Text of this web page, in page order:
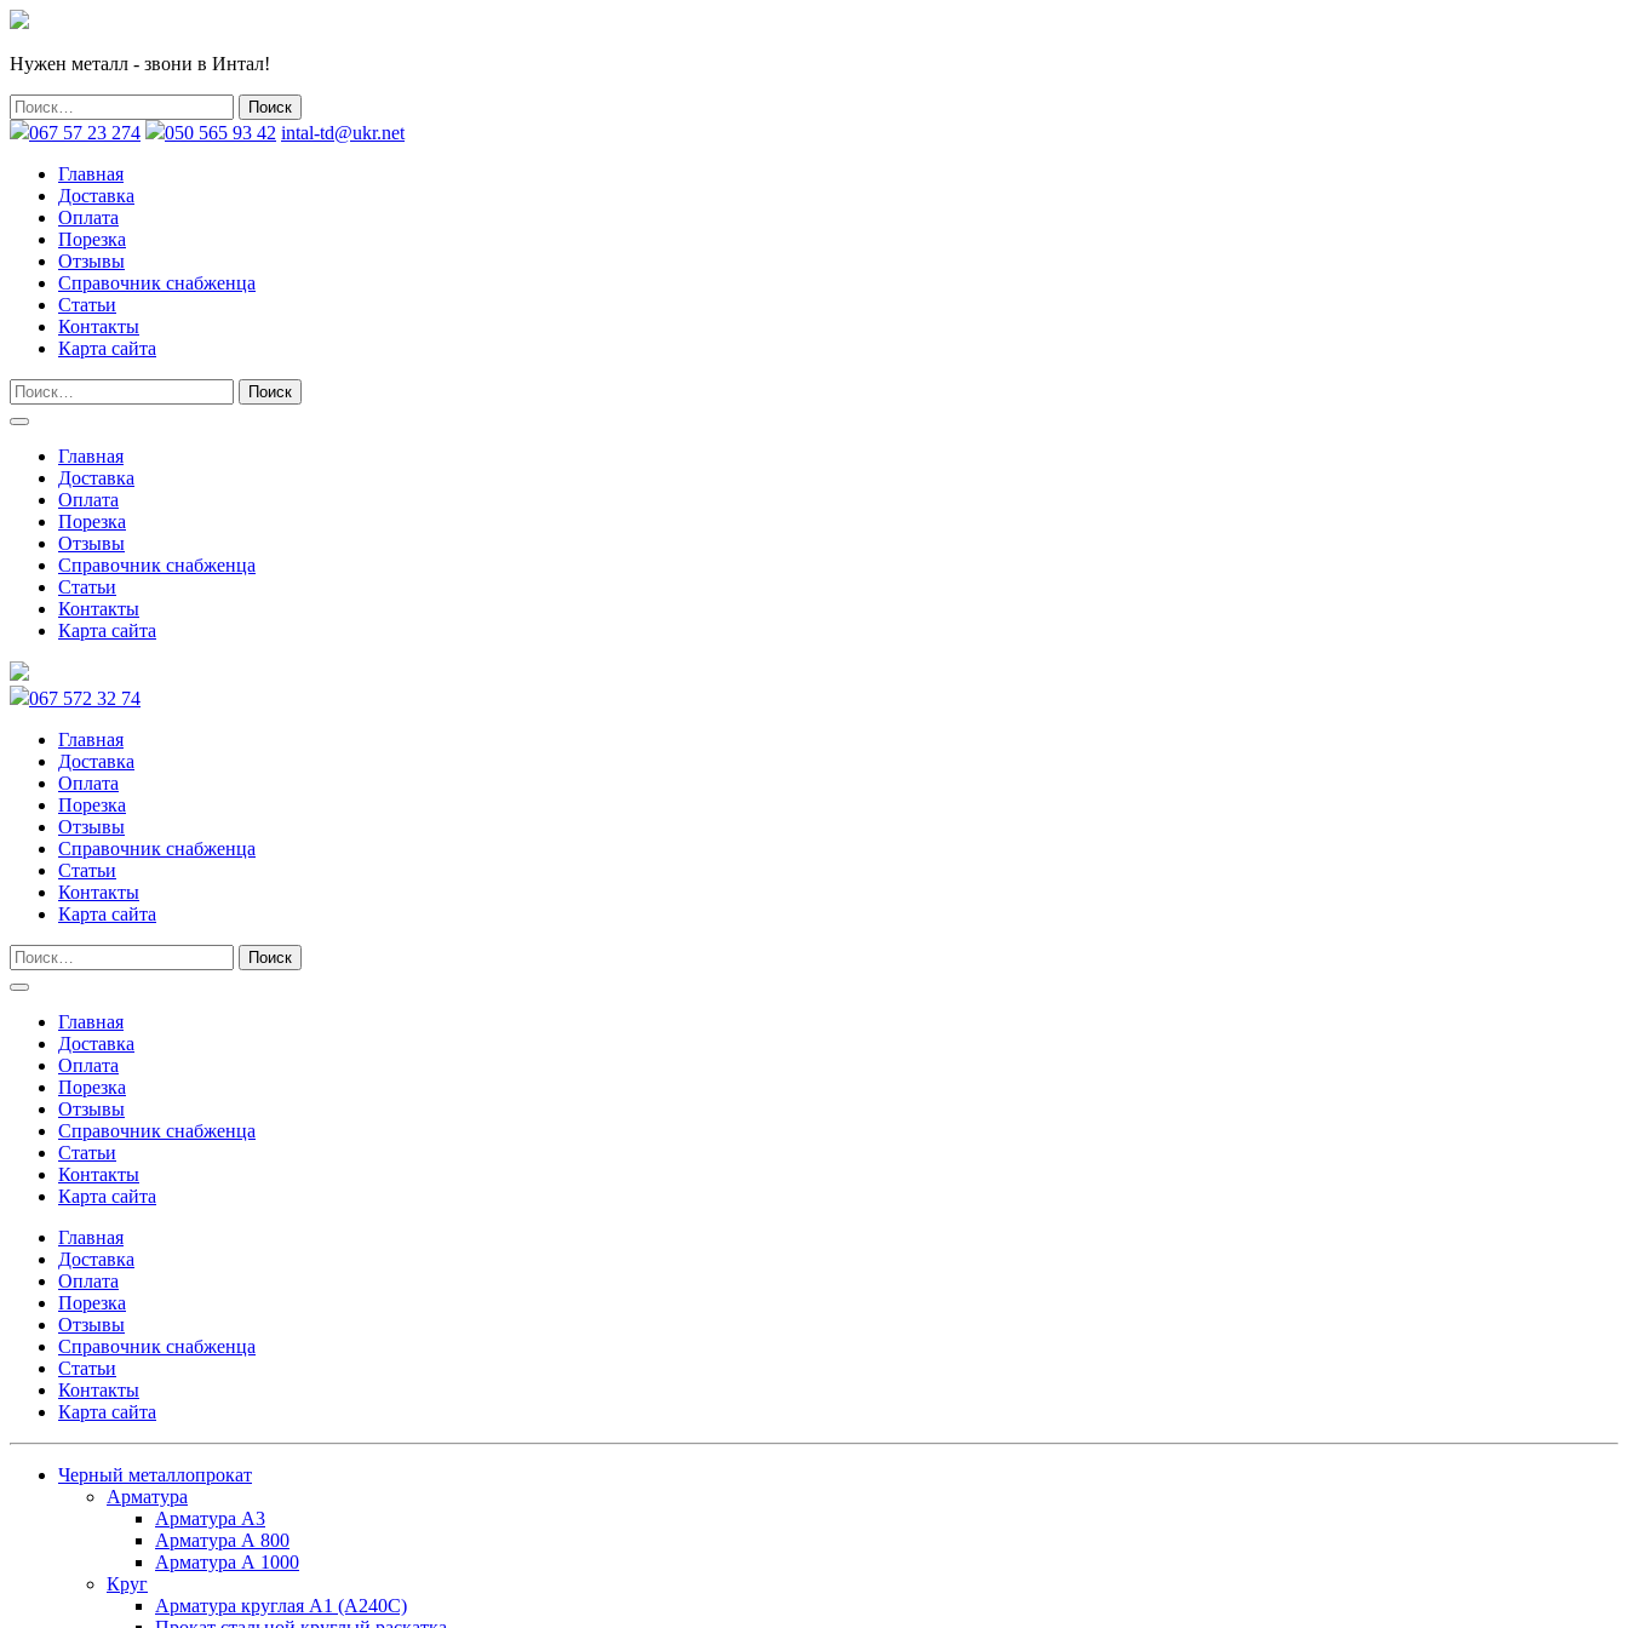
Нужен металл - звони в Интал!
067 57 23 274 050 565 93 42 intal-td@ukr.net
Главная
Доставка
Оплата
Порезка
Отзывы
Справочник снабженца
Статьи
Контакты
Карта сайта
Главная
Доставка
Оплата
Порезка
Отзывы
Справочник снабженца
Статьи
Контакты
Карта сайта
067 572 32 74
Главная
Доставка
Оплата
Порезка
Отзывы
Справочник снабженца
Статьи
Контакты
Карта сайта
Главная
Доставка
Оплата
Порезка
Отзывы
Справочник снабженца
Статьи
Контакты
Карта сайта
Главная
Доставка
Оплата
Порезка
Отзывы
Справочник снабженца
Статьи
Контакты
Карта сайта
Черный металлопрокат
Арматура
Арматура А3
Арматура А 800
Арматура А 1000
Круг
Арматура круглая А1 (А240C)